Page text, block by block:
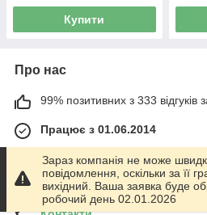
Купити
Про нас
99% позитивних з 333 відгуків
Працює з 01.06.2014
м. Харків
График работы 10.00-17.00.
выходной!, Харків, Україна
Зараз компанія не може
повідомлення, оскільки за її
вихідний. Ваша заявка буде
робочий день 02.01.2026